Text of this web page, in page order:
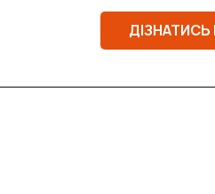
ДІЗНАТИСЬ